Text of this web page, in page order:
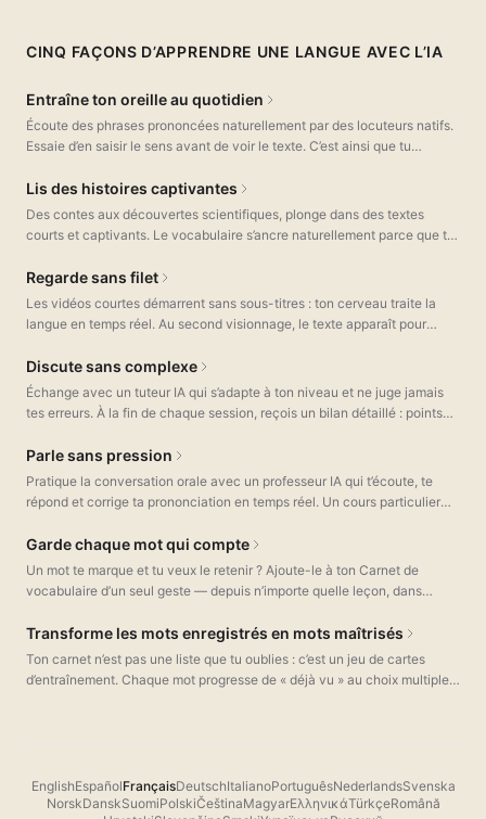
CINQ FAÇONS D’APPRENDRE UNE LANGUE AVEC L’IA
Entraîne ton oreille au quotidien
Écoute des phrases prononcées naturellement par des locuteurs natifs.
Essaie d’en saisir le sens avant de voir le texte. C’est ainsi que tu
apps négligent.
Lis des histoires captivantes
Des contes aux découvertes scientifiques, plonge dans des textes
courts et captivants. Le vocabulaire s’ancre naturellement parce que tu
l’analyser en détail.
Regarde sans filet
Les vidéos courtes démarrent sans sous-titres : ton cerveau traite la
langue en temps réel. Au second visionnage, le texte apparaît pour
d’actualité.
Discute sans complexe
Échange avec un tuteur IA qui s’adapte à ton niveau et ne juge jamais
tes erreurs. À la fin de chaque session, reçois un bilan détaillé : points
Parle sans pression
Pratique la conversation orale avec un professeur IA qui t’écoute, te
répond et corrige ta prononciation en temps réel. Un cours particulier
Garde chaque mot qui compte
Un mot te marque et tu veux le retenir ? Ajoute-le à ton Carnet de
vocabulaire d’un seul geste — depuis n’importe quelle leçon, dans
explication simple dans ta langue cible, de ses sens réels et de l’audio,
le tout stocké sur ton appareil.
Transforme les mots enregistrés en mots maîtrisés
Ton carnet n’est pas une liste que tu oublies : c’est un jeu de cartes
d’entraînement. Chaque mot progresse de « déjà vu » au choix multiple,
EnglishEspañolFrançaisDeutschItalianoPortuguêsNederlandsSvenska
NorskDanskSuomiPolskiČeštinaMagyarΕλληνικάTürkçeRomână